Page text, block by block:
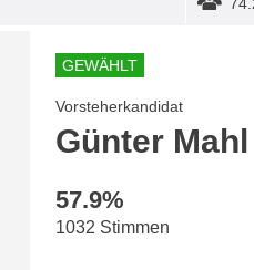
GEWÄHLT
Vorsteherkandidat
Günter Mahl
57.9%
1032 Stimmen